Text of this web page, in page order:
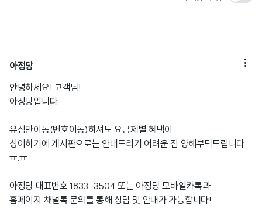
아정당 
안녕하세요! 고객님!
아정당입니다.
유심만이동(번호이동)하셔도 요금제별 혜택이
상이하기에 게시판으로는 안내드리기 어려운 점 양해부탁드립니다
ㅠ.ㅠ
아정당 대표번호 1833-3504 또는 아정당 모바일카톡과
홈페이지 채널톡 문의를 통해 상담 및 안내가 가능합니다!